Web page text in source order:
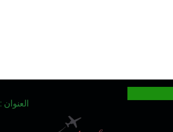
العنوان : 6 ميدان طلعت حرب وسط البلد القاهرة